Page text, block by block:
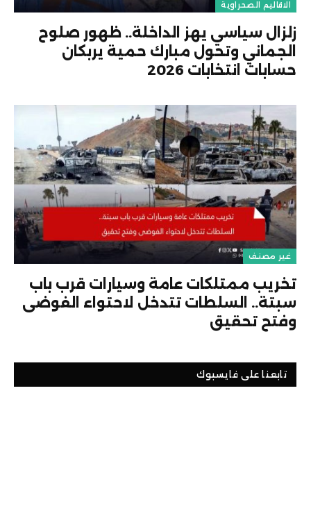
الاقاليم الصحراوية
زلزال سياسي يهز الداخلة.. ظهور صلوح
الجماني وتحول مبارك حمية يربكان
حسابات انتخابات 2026
غير مصنف
تخريب ممتلكات عامة وسيارات قرب باب
سبتة.. السلطات تتدخل لاحتواء الفوضى
وفتح تحقيق
تابعنا على فايسبوك